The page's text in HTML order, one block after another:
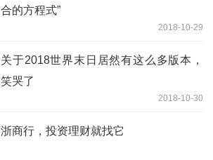
合的方程式”
2018-10-29
关于2018世界末日居然有这么多版本，
笑哭了
2018-10-30
浙商行，投资理财就找它